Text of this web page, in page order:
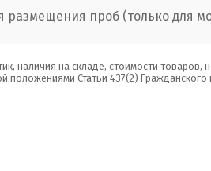
размещения проб (только для
наличия на складе, стоимости
положениями Статьи 437(2) Гражданского